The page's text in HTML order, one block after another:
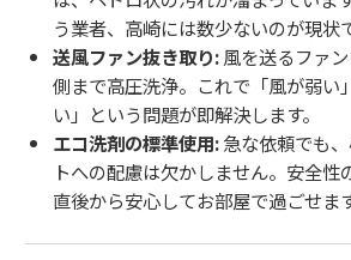
う業者、高崎には数少ないのが現状
送風ファン抜き取り:風を送るファ
側まで高圧洗浄。これで「風が弱い
い」という問題が即解決します。
エコ洗剤の標準使用:急な依頼でも
トへの配慮は欠かしません。安全性
直後から安心してお部屋で過ごせます